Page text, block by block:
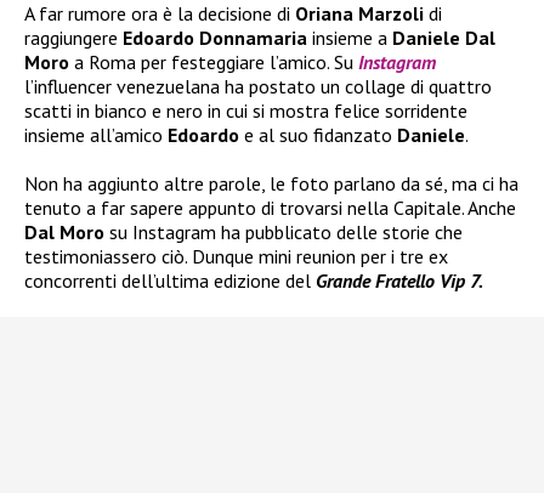
A far rumore ora è la decisione di Oriana Marzoli di
raggiungere Edoardo Donnamaria insieme a Daniele Dal
Moro a Roma per festeggiare l’amico. Su Instagram
l’influencer venezuelana ha postato un collage di quattro
scatti in bianco e nero in cui si mostra felice sorridente
insieme all’amico Edoardo e al suo fidanzato Daniele.
Non ha aggiunto altre parole, le foto parlano da sé, ma ci ha
tenuto a far sapere appunto di trovarsi nella Capitale. Anche
Dal Moro su Instagram ha pubblicato delle storie che
testimoniassero ciò. Dunque mini reunion per i tre ex
concorrenti dell’ultima edizione del Grande Fratello Vip 7.